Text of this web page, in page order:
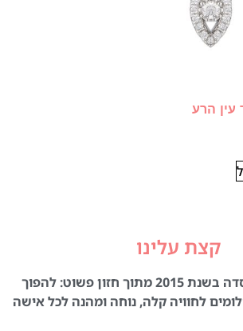
עין הרע
קצת עלינו
חברת Earrings נוסדה בשנת 2015 מתוך חזון פשוט: להפוך
לחוויה קלה, נוחה ומהנה לכל אישה